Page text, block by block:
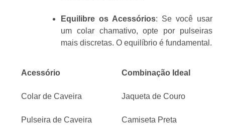
Equilibre os Acessórios: Se você usar
um colar chamativo, opte por pulseiras
mais discretas. O equilíbrio é fundamental.
Acessório Combinação Ideal
Colar de Caveira Jaqueta de Couro
Pulseira de Caveira Camiseta Preta